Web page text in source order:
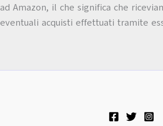
ad Amazon, il che significa che
eventuali acquisti effettuati tramite